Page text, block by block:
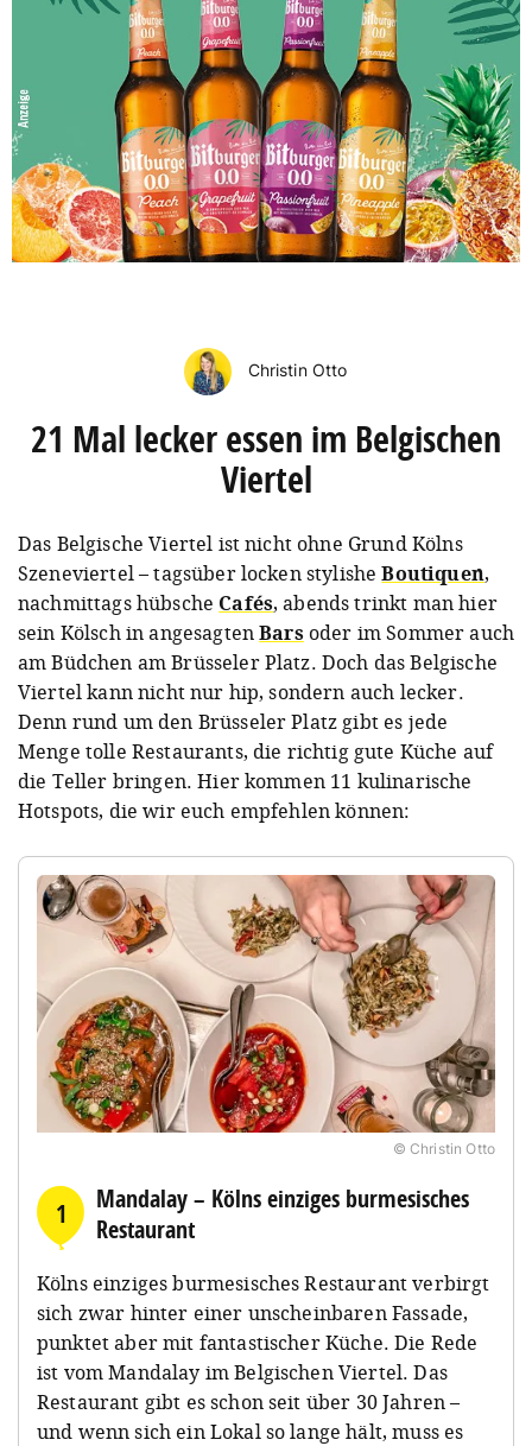
Christin Otto
21 Mal lecker essen im Belgischen
Viertel
Das Belgische Viertel ist nicht ohne Grund Kölns
Szeneviertel – tagsüber locken stylisheBoutiquen,
nachmittags hübsche Cafés, abends trinkt man hier
sein Kölsch in angesagtenBars oder im Sommer auch
am Büdchen am Brüsseler Platz. Doch das Belgische
Viertel kann nicht nur hip, sondern auch lecker.
Denn rund um den Brüsseler Platz gibt es jede
Menge tolle Restaurants, die richtig gute Küche auf
die Teller bringen. Hier kommen 11 kulinarische
Hotspots, die wir euch empfehlen können:
© Christin Otto
1
Mandalay – Kölns einziges burmesisches
Restaurant
Kölns einziges burmesisches Restaurant verbirgt
sich zwar hinter einer unscheinbaren Fassade,
punktet aber mit fantastischer Küche. Die Rede
ist vom Mandalay im Belgischen Viertel. Das
Restaurant gibt es schon seit über 30 Jahren –
und wenn sich ein Lokal so lange hält, muss es